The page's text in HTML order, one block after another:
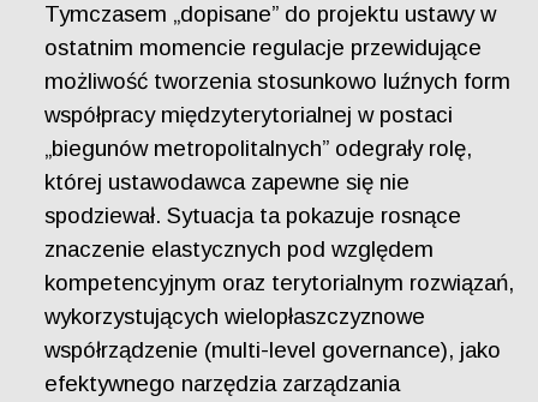
Tymczasem „dopisane” do projektu ustawy w
ostatnim momencie regulacje przewidujące
możliwość tworzenia stosunkowo luźnych form
współpracy międzyterytorialnej w postaci
„biegunów metropolitalnych” odegrały rolę,
której ustawodawca zapewne się nie
spodziewał. Sytuacja ta pokazuje rosnące
znaczenie elastycznych pod względem
kompetencyjnym oraz terytorialnym rozwiązań,
wykorzystujących wielopłaszczyznowe
współrządzenie (multi-level governance), jako
efektywnego narzędzia zarządzania